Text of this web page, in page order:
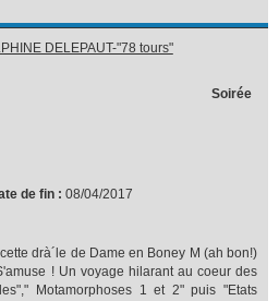
DELEPAUT-"78 tours"
Soirée
de fin : 08/04/2017
drà´le de Dame en Boney M (ah bon!)
! Un voyage hilarant au coeur des
Motamorphoses 1 et 2" puis "Etats